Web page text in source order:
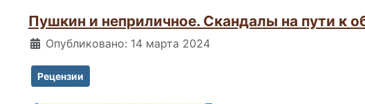
Пушкин и неприличное. Скандалы на пути к
Информация о материале
Опубликовано: 14 марта 2024
Рецензии